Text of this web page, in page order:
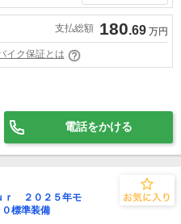
支払総額 180.69 万円
イク保証とは
電話をかける
ｒ ２０２５年モ
標準装備